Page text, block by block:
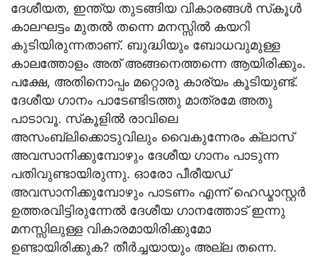
ദേശീയത, ഇന്ത്യ തുടങ്ങിയ വികാരങ്ങള്‍ സ്‌കൂള്‍
കാലഘട്ടം മുതല്‍ തന്നെ മനസ്സില്‍ കയറി
കുടിയിരുന്നതാണ്. ബുദ്ധിയും ബോധവുമുള്ള
കാലത്തോളം അത് അങ്ങനെത്തന്നെ ആയിരിക്കും.
പക്ഷേ, അതിനൊപ്പം മറ്റൊരു കാര്യം കൂടിയുണ്ട്.
ദേശീയ ഗാനം പാടേണ്ടിടത്തു മാത്രമേ അതു
പാടാവൂ. സ്‌കൂളില്‍ രാവിലെ
അസംബ്ലിക്കൊടുവിലും വൈകുന്നേരം ക്ലാസ്
അവസാനിക്കുമ്പോഴും ദേശീയ ഗാനം പാടുന്ന
പതിവുണ്ടായിരുന്നു. ഓരോ പീരീയഡ്
അവസാനിക്കുമ്പോഴും പാടണം എന്ന് ഹെഡ്മാസ്റ്റര്‍
ഉത്തരവിട്ടിരുന്നേല്‍ ദേശീയ ഗാനത്തോട് ഇന്നു
മനസ്സിലുള്ള വികാരമായിരിക്കുമോ
ഉണ്ടായിരിക്കുക? തീര്‍ച്ചയായും അല്ല തന്നെ.